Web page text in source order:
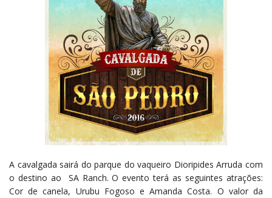
A cavalgada sairá do parque do vaqueiro Dioripides Arruda com
o destino ao SA Ranch. O evento terá as seguintes atrações:
Cor de canela, Urubu Fogoso e Amanda Costa. O valor da